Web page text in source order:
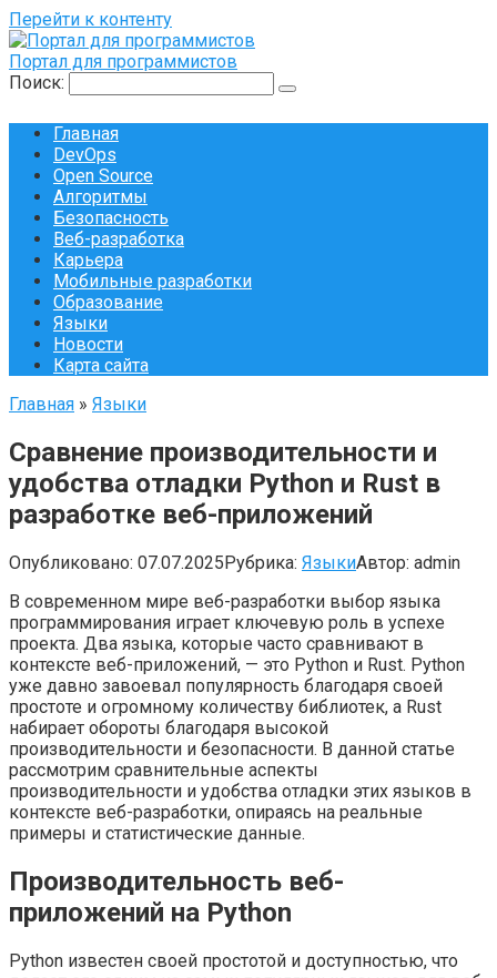
Перейти к контенту
Портал для программистов
Поиск:
Главная
DevOps
Open Source
Алгоритмы
Безопасность
Веб-разработка
Карьера
Мобильные разработки
Образование
Языки
Новости
Карта сайта
Главная » Языки
Сравнение производительности и
удобства отладки Python и Rust в
разработке веб-приложений
Опубликовано: 07.07.2025Рубрика: ЯзыкиАвтор: admin
В современном мире веб-разработки выбор языка
программирования играет ключевую роль в успехе
проекта. Два языка, которые часто сравнивают в
контексте веб-приложений, — это Python и Rust. Python
уже давно завоевал популярность благодаря своей
простоте и огромному количеству библиотек, а Rust
набирает обороты благодаря высокой
производительности и безопасности. В данной статье
рассмотрим сравнительные аспекты
производительности и удобства отладки этих языков в
контексте веб-разработки, опираясь на реальные
примеры и статистические данные.
Производительность веб-
приложений на Python
Python известен своей простотой и доступностью, что